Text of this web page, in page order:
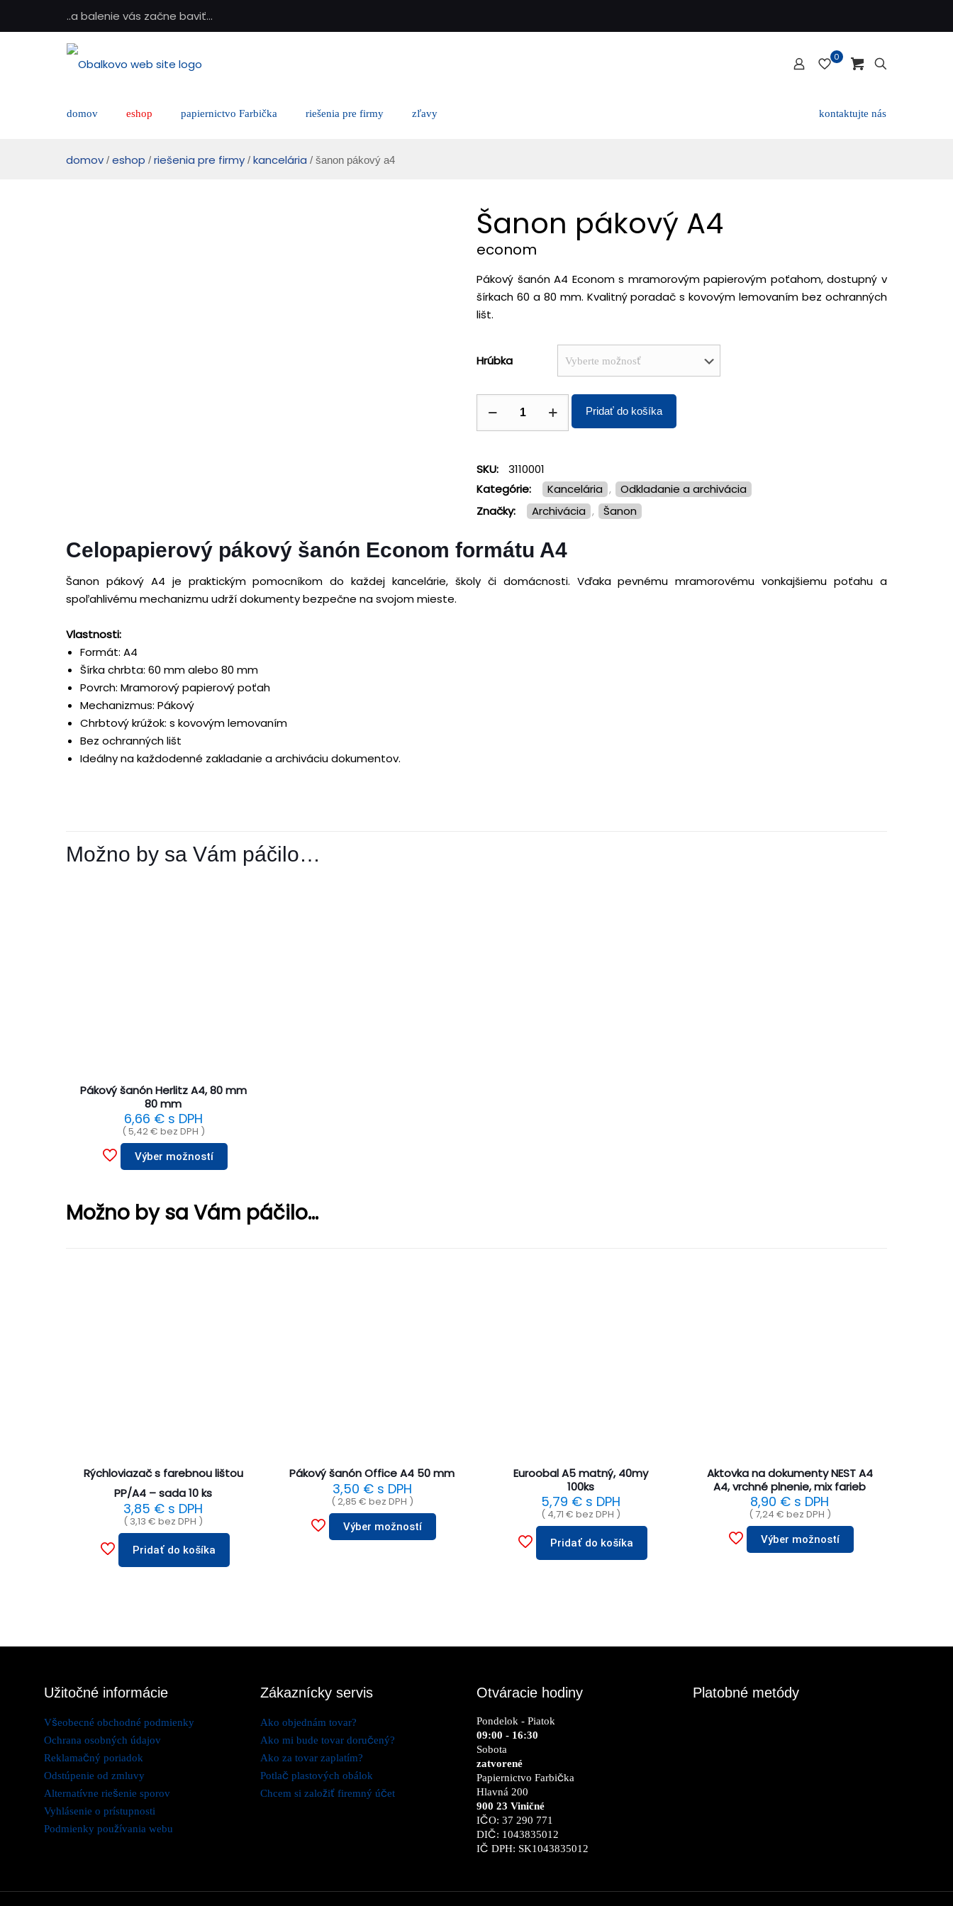
..a balenie vás začne baviť...
0
domov eshop papiernictvo Farbička riešenia pre firmy zľavy kontaktujte nás
domov / eshop / riešenia pre firmy / kancelária / šanon pákový a4
Šanon pákový A4
econom
Pákový šanón A4 Econom s mramorovým papierovým poťahom, dostupný v
šírkach 60 a 80 mm. Kvalitný poradač s kovovým lemovaním bez ochranných
lišt.
Hrúbka
Pridať do košíka
SKU:
3110001
Kategórie:
Kancelária ,
Odkladanie a archivácia
Značky:
archivácia , šanon
Celopapierový pákový šanón Econom formátu A4
Šanon pákový A4 je praktickým pomocníkom do každej kancelárie, školy či domácnosti. Vďaka pevnému mramorovému vonkajšiemu poťahu a
spoľahlivému mechanizmu udrží dokumenty bezpečne na svojom mieste.
Vlastnosti:
Formát: A4
Šírka chrbta: 60 mm alebo 80 mm
Povrch: Mramorový papierový poťah
Mechanizmus: Pákový
Chrbtový krúžok: s kovovým lemovaním
Bez ochranných lišt
Ideálny na každodenné zakladanie a archiváciu dokumentov.
Možno by sa Vám páčilo…
Pákový šanón Herlitz A4, 80 mm
80 mm
6,66 €s DPH
(5,42€ bez DPH )
Výber možností
Možno by sa Vám páčilo...
Rýchloviazač s farebnou lištou
PP/A4 – sada 10 ks
3,85 € s DPH
( 3,13€ bez DPH )
Pridať do košíka
Pákový šanón Office A4 50 mm
3,50 €s DPH
(2,85 € bez DPH )
Výber možností
Euroobal A5 matný, 40my
100ks
5,79 € s DPH
( 4,71€ bez DPH )
Pridať do košíka
Aktovka na dokumenty NEST A4
A4, vrchné plnenie, mix farieb
8,90 € s DPH
(7,24 € bez DPH )
Výber možností
Užitočné informácie
Všeobecné obchodné podmienky
Ochrana osobných údajov
Reklamačný poriadok
Odstúpenie od zmluvy
Alternatívne riešenie sporov
Vyhlásenie o prístupnosti
Podmienky používania webu
Zákaznícky servis
Ako objednám tovar?
Ako mi bude tovar doručený?
Ako za tovar zaplatím?
Potlač plastových obálok
Chcem si založiť firemný účet
Otváracie hodiny
Pondelok - Piatok
09:00 - 16:30
Sobota
zatvorené
Papiernictvo Farbička
Hlavná 200
900 23 Viničné
IČO: 37 290 771
DIČ: 1043835012
IČ DPH: SK1043835012
Platobné metódy